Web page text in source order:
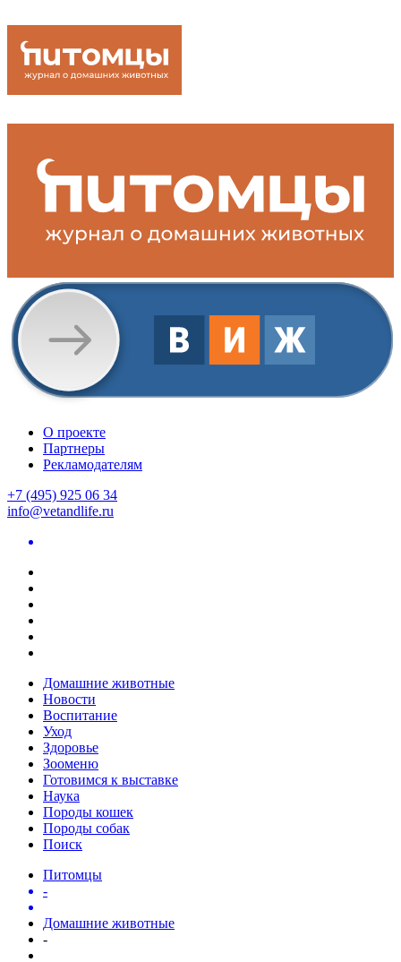
О проекте
Партнеры
Рекламодателям
+7 (495) 925 06 34
info@vetandlife.ru
Домашние животные
Новости
Воспитание
Уход
Здоровье
Зооменю
Готовимся к выставке
Наука
Породы кошек
Породы собак
Поиск
Питомцы
-
Домашние животные
-